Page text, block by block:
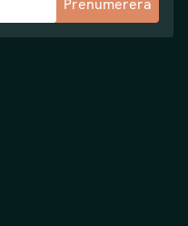
Prenumerera